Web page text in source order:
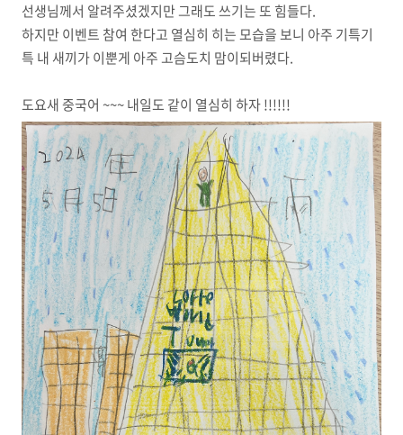
선생님께서 알려주셨겠지만 그래도 쓰기는 또 힘들다.
하지만 이벤트 참여 한다고 열심히 히는 모습을 보니 아주 기특기
특 내 새끼가 이뿐게 아주 고슴도치 맘이되버렸다.
도요새 중국어 ~~~ 내일도 같이 열심히 하자 !!!!!!